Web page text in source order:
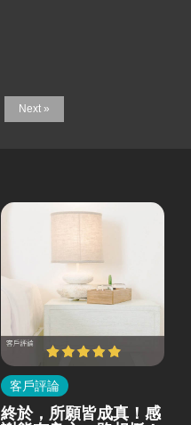
Next »
客戶評論
終於，所願皆成真！感